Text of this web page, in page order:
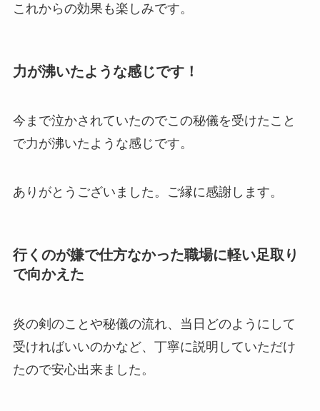
これからの効果も楽しみです。
力が沸いたような感じです！
今まで泣かされていたのでこの秘儀を受けたこと
で力が沸いたような感じです。
ありがとうございました。ご縁に感謝します。
行くのが嫌で仕方なかった職場に軽い足取り
で向かえた
炎の剣のことや秘儀の流れ、当日どのようにして
受ければいいのかなど、丁寧に説明していただけ
たので安心出来ました。